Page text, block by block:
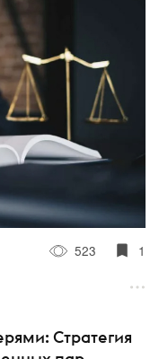
523 1
Стратегия